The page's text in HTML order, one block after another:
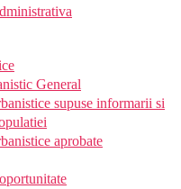
General
supuse informarii si
aprobate